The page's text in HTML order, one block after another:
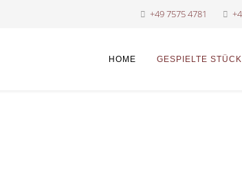
+49 7575 4781
HOME GESPIELTE